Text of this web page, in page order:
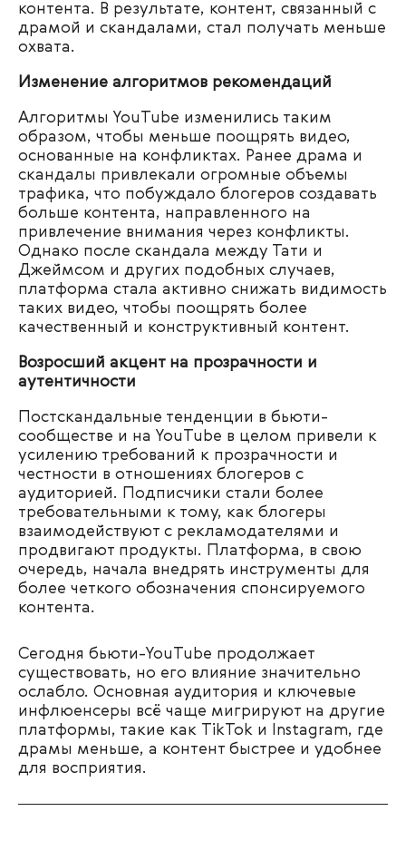
контента. В результате, контент, связанный с
драмой и скандалами, стал получать меньше
охвата.
Изменение алгоритмов рекомендаций
Алгоритмы YouTube изменились таким
образом, чтобы меньше поощрять видео,
основанные на конфликтах. Ранее драма и
скандалы привлекали огромные объемы
трафика, что побуждало блогеров создавать
больше контента, направленного на
привлечение внимания через конфликты.
Однако после скандала между Тати и
Джеймсом и других подобных случаев,
платформа стала активно снижать видимость
таких видео, чтобы поощрять более
качественный и конструктивный контент.
Возросший акцент на прозрачности и
аутентичности
Постскандальные тенденции в бьюти-
сообществе и на YouTube в целом привели к
усилению требований к прозрачности и
честности в отношениях блогеров с
аудиторией. Подписчики стали более
требовательными к тому, как блогеры
взаимодействуют с рекламодателями и
продвигают продукты. Платформа, в свою
очередь, начала внедрять инструменты для
более четкого обозначения спонсируемого
контента.
Сегодня бьюти-YouTube продолжает
существовать, но его влияние значительно
ослабло. Основная аудитория и ключевые
инфлюенсеры всё чаще мигрируют на другие
платформы, такие как TikTok и Instagram, где
драмы меньше, а контент быстрее и удобнее
для восприятия.